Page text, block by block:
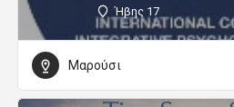
Ήβης 17
Μαρούσι